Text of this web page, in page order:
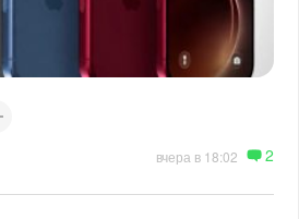
вчера в 18:02 2